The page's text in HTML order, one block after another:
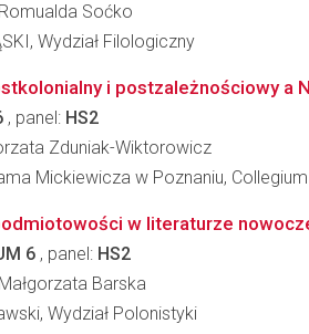
Soćko
Wydział Filologiczny
i postzależnościowy a
, panel: HS2
Zduniak-Wiktorowicz
Mickiewicza w Poznaniu,
w literaturze
6 , panel: HS2
Barska
Wydział Polonistyki